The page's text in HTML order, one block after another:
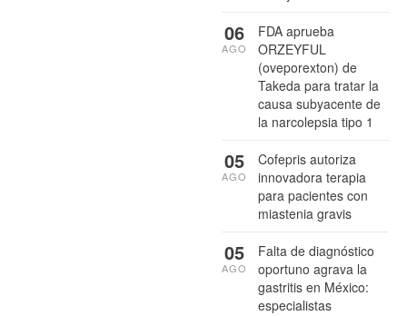
FDA aprueba
ORZEYFUL
(oveporexton) de
Takeda para tratar la
causa subyacente de
la narcolepsia tipo 1
06
AGO
Cofepris autoriza
innovadora terapia
para pacientes con
miastenia gravis
05
AGO
Falta de diagnóstico
oportuno agrava la
gastritis en México:
especialistas
05
AGO